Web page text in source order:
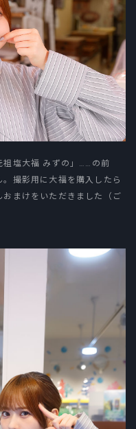
祖塩大福 みずの」……の前
撮影用に大福を購入したら
おまけをいただきました（ご